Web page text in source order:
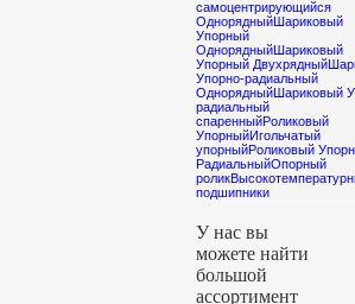
самоцентрирующийся
ОднорядныйШариковый
Упорный
ОднорядныйШариковый
Упорный Двухрядный
Упорно-радиальный
ОднорядныйШариковый
радиальный
спаренныйРоликовый
УпорныйИгольчатый
упорныйРоликовый
РадиальныйОпорный
ролик
подшипники
Подшипник
153548 H СЗПК
можно купить в
каталоге
магазина
Подшипник-
Шоп из
наличия или
под заказ.
У нас вы
можете найти
большой
ассортимент